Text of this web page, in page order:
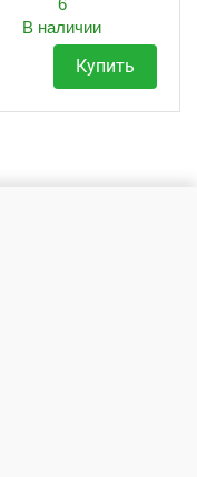
6
В наличии
Купить